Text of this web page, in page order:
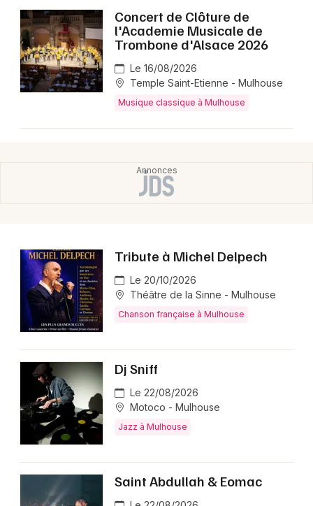
Concert de Clôture de
l'Academie Musicale de
Trombone d'Alsace 2026
Le 16/08/2026
Temple Saint-Etienne - Mulhouse
Musique classique à Mulhouse
Tribute à Michel Delpech
Le 20/10/2026
Théâtre de la Sinne - Mulhouse
Chanson française à Mulhouse
Dj Sniff
Le 22/08/2026
Motoco - Mulhouse
Jazz à Mulhouse
Saint Abdullah & Eomac